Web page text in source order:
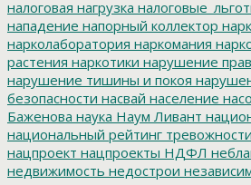
налоговая нагрузка
нападение напорный коллектор
нарколаборатория наркомания
растения наркотики нарушение
нарушение тишины и покоя
безопасности насвай население
Баженова наука Наум Ливант
национальный рейтинг тревожности
нацпроект нацпроекты НДФЛ
недвижимость недострои